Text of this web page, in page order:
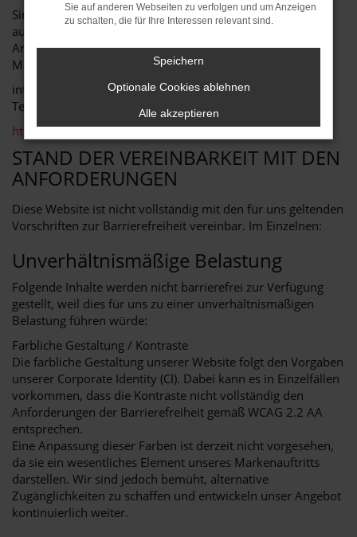
Sind Ihnen Mängel beim barrierefreien Zugang zu Inhalten
auf unserer Website aufgefallen oder haben Sie
Anmerkungen sowie Fragen zum barrierefreien Zugang?
Melden Sie sich gerne bei uns unter:
info@ktw-hildesheim.de
Tel: +49 5121 9730 8110
https://www.ktw-hildesheim.de/kontakt-oeffnungszeiten/
STAND DER VEREINBARKEIT MIT DEN
ANFORDERUNGEN
Diese Website ist nicht vollständig mit den für uns geltenden
Vorschriften zur Barrierefreiheit vereinbar. Im Einzelnen:
Unverhältnismäßige Belastung
Folgende Inhalte werden nicht barrierefrei zur Verfügung
gestellt, weil dies für uns zu einer unverhältnismäßigen
Belastung führen würde:
Farbliche Gestaltung / Kontraste
Die farbliche Gestaltung unserer Website folgt den Vorgaben
unserer Corporate Identity (CI). Dabei kann es in Einzelfällen
vorkommen, dass die Kontraste nicht vollständig den
Anforderungen der Barrierefreiheit gemäß WCAG 2.2 AA
entsprechen.
Eine Anpassung dieser Farben ist derzeit nicht vorgesehen,
da sie ein wesentliches Element unseres Markenauftritts
darstellen. Wir sind jedoch bemüht, alternative
Zugänglichkeiten zu schaffen und entwickeln unser Angebot
kontinuierlich weiter.
Sie auf anderen Webseiten zu verfolgen und um Anzeigen
zu schalten, die für Ihre Interessen relevant sind.
Speichern
Optionale Cookies ablehnen
Alle akzeptieren